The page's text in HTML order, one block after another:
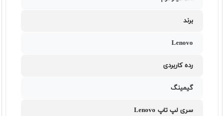
برند
Lenovo
رده کاربردی
گیمینگ
سری لپ تاپ Lenovo